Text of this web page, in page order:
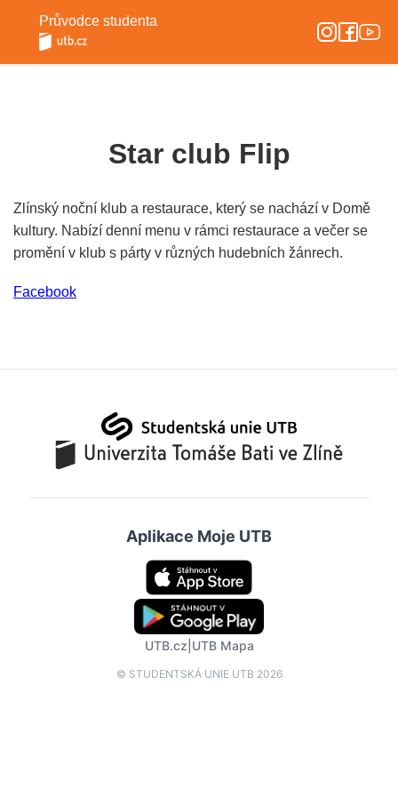
Průvodce studenta
Star club Flip
Zlínský noční klub a restaurace, který se nachází v Domě
kultury. Nabízí denní menu v rámci restaurace a večer se
promění v klub s párty v různých hudebních žánrech.
Facebook
Aplikace Moje UTB
UTB.cz UTB Mapa
© STUDENTSKÁ UNIE UTB 2026